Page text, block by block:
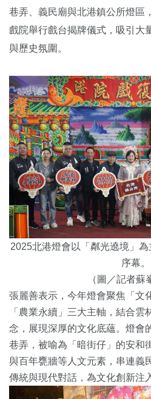
巷弄、義民廟與北港鎮公所燈區
戲院舉行戲台揭牌儀式，吸引大
與歷史氛圍。
2025北港燈會以「粼光遶境」
序幕。
（圖／記者蘇
張麗善表示，今年燈會聚焦「文
「農業永續」三大主軸，結合雲
念，展現深厚的文化底蘊。燈會
巷弄，被喻為「暗街仔」的安和
與百年甕牆等人文元素，串連義
傳統與現代對話，為文化創新注